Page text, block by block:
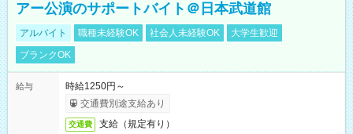
アー公演のサポートバイト＠日本武道館
アルバイト 職種未経験OK 社会人未経験OK
大学生歓迎
ブランクOK
給与
時給1250円～
交通費別途支給あり
交通費 支給（規定有り）